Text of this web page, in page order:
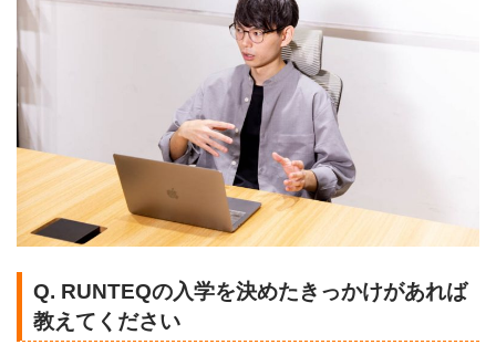
Q. RUNTEQの入学を決めたきっかけがあれば
教えてください